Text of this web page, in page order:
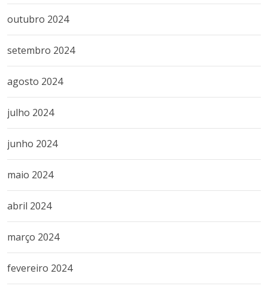
outubro 2024
setembro 2024
agosto 2024
julho 2024
junho 2024
maio 2024
abril 2024
março 2024
fevereiro 2024